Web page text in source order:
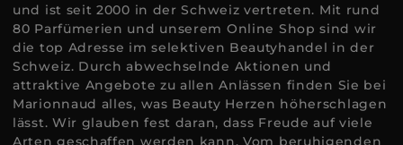
und ist seit 2000 in der Schweiz vertreten. Mit rund
80 Parfümerien und unserem Online Shop sind wir
die top Adresse im selektiven Beautyhandel in der
Schweiz. Durch abwechselnde Aktionen und
attraktive Angebote zu allen Anlässen finden Sie bei
Marionnaud alles, was Beauty Herzen höherschlagen
lässt. Wir glauben fest daran, dass Freude auf viele
Arten geschaffen werden kann. Vom beruhigenden